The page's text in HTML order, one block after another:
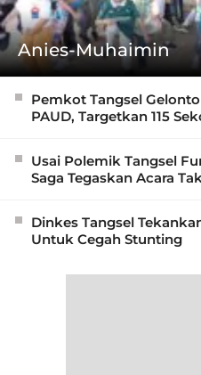
Anies-Muhaimin
Pemkot Tangsel
PAUD, Targetkan 115
Usai Polemik Tangsel
Saga Tegaskan Acara
Dinkes Tangsel
Untuk Cegah Stunting